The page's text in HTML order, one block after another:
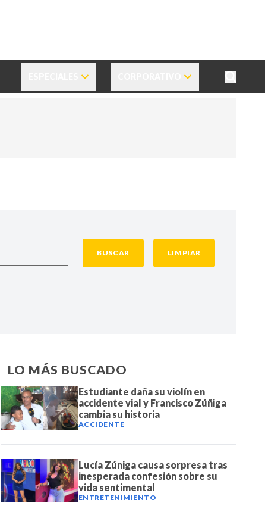
BUSCAR LIMPIAR
LO MÁS BUSCADO
Estudiante daña su violín en
accidente vial y Francisco Zúñiga
cambia su historia
ACCIDENTE
Lucía Zúniga causa sorpresa tras
inesperada confesión sobre su
vida sentimental
ENTRETENIMIENTO